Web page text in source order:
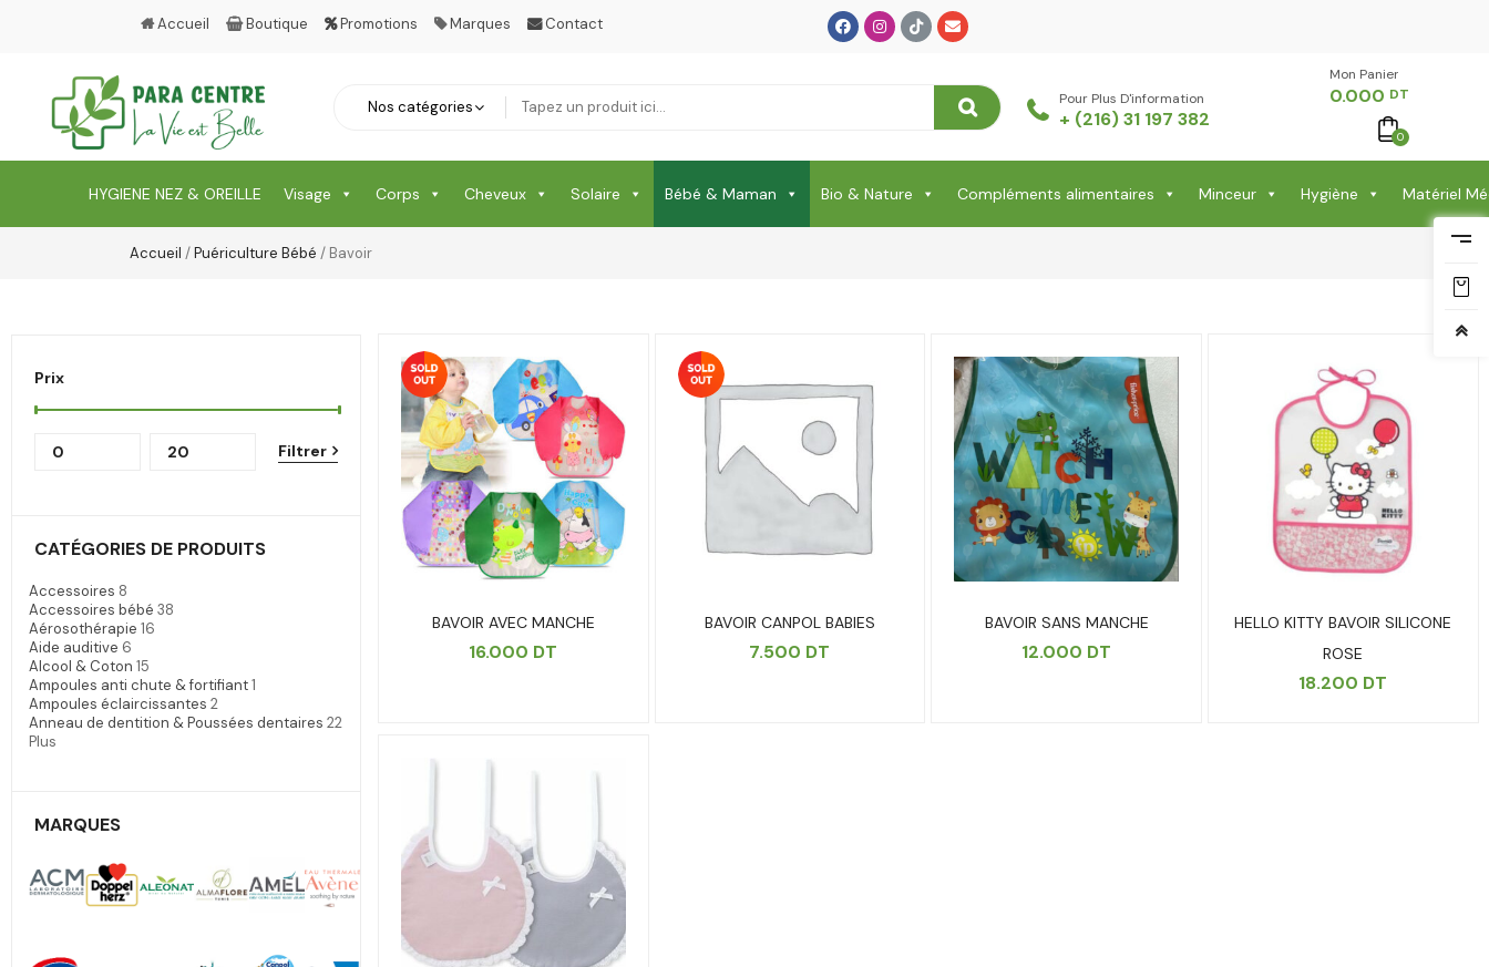
Accueil Boutique Promotions Marques Contact
Pour Plus D'information
+ (216) 31 197 382
Mon Panier -
0.000 DT
0
HYGIENE NEZ & OREILLE Visage Corps Cheveux Solaire Bébé & Maman Bio & Nature Compléments alimentaires Minceur Hygiène Matériel
Accueil /Puériculture Bébé / Bavoir
Prix
Filtrer
CATÉGORIES DE PRODUITS
Accessoires 8
Accessoires bébé 38
Aérosothérapie 16
Aide auditive 6
Alcool & Coton 15
Ampoules anti chute & fortifiant1
Ampoules éclaircissantes 2
Anneau de dentition & Poussées dentaires 22
Plus
MARQUES
BAVOIR AVEC MANCHE
16.000 DT
BAVOIR CANPOL BABIES
7.500 DT
BAVOIR SANS MANCHE
12.000 DT
HELLO KITTY BAVOIR SILICONE
ROSE
18.200 DT